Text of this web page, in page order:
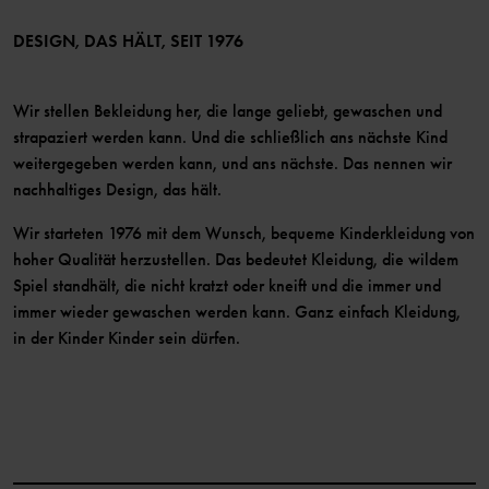
Mitglied werden
DESIGN, DAS HÄLT, SEIT 1976
Wir stellen Bekleidung her, die lange geliebt, gewaschen und
strapaziert werden kann. Und die schließlich ans nächste Kind
weitergegeben werden kann, und ans nächste. Das nennen wir
nachhaltiges Design, das hält.
Wir starteten 1976 mit dem Wunsch, bequeme Kinderkleidung von
hoher Qualität herzustellen. Das bedeutet Kleidung, die wildem
Spiel standhält, die nicht kratzt oder kneift und die immer und
immer wieder gewaschen werden kann. Ganz einfach Kleidung,
in der Kinder Kinder sein dürfen.